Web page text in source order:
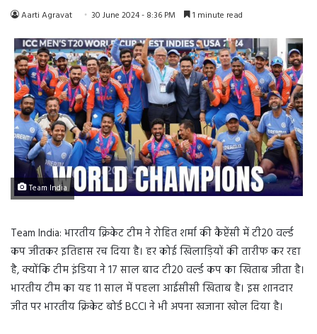
Aarti Agravat 30 June 2024 - 8:36 PM 1 minute read
Team India
Team India: भारतीय क्रिकेट टीम ने रोहित शर्मा की कैप्टेंसी में टी20 वर्ल्ड
कप जीतकर इतिहास रच दिया है। हर कोई खिलाड़ियों की तारीफ कर रहा
है, क्योंकि टीम इंडिया ने 17 साल बाद टी20 वर्ल्ड कप का खिताब जीता है।
भारतीय टीम का यह 11 साल में पहला आईसीसी खिताब है। इस शानदार
जीत पर भारतीय क्रिकेट बोर्ड BCCI ने भी अपना खजाना खोल दिया है।